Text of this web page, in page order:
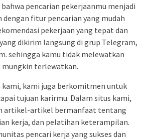
pencarian pekerjaanmu menjadi
dengan fitur pencarian yang mudah
pekerjaan yang tepat dan
dikirim langsung di grup Telegram,
sehingga kamu tidak melewatkan
mungkin terlewatkan.
kami, kami juga berkomitmen untuk
tujuan karirmu. Dalam situs kami,
artikel-artikel bermanfaat tentang
kerja, dan pelatihan keterampilan.
pencari kerja yang sukses dan